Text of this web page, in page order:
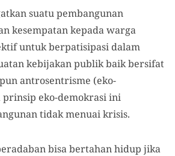
suatu pembangunan
kesempatan kepada warga
untuk berpatisipasi dalam
kebijakan publik baik bersifat
antrosentrisme (eko-
prinsip eko-demokrasi ini
tidak menuai krisis.
bisa bertahan hidup jika